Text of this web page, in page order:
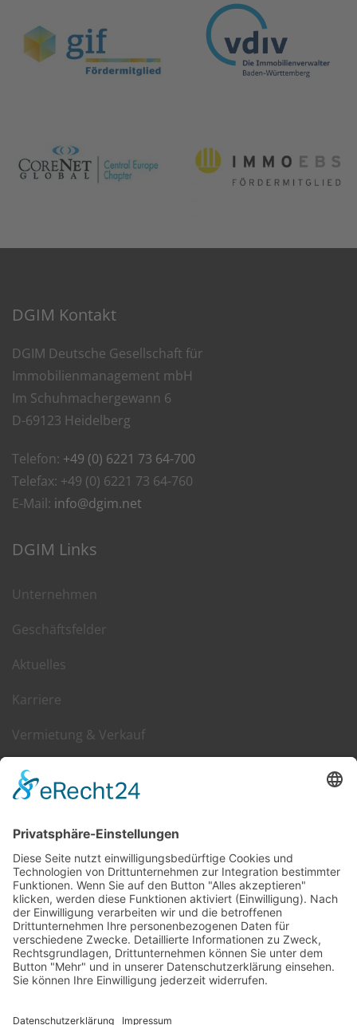
DGIM Kontakt
DGIM Deutsche Gesellschaft für
Immobilienmanagement mbH
Im Schuhmachergewann 6
D-69123 Heidelberg
Telefon: +49 (0) 6221 73 64-700
Telefax: +49 (0) 6221 73 64-760
E-Mail: info@dgim.net
DGIM Links
Unternehmen
Geschäftsfelder
Aktuelles
Karriere
Vermietung & Verkauf
Kontakt
Presse
Hier geht es zumDownloadbereich.